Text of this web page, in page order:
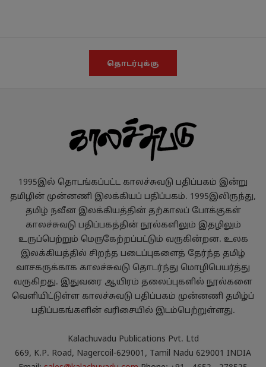
தொடர்புக்கு
1995இல் தொடங்கப்பட்ட காலச்சுவடு பதிப்பகம் இன்று
தமிழின் முன்னணி இலக்கியப் பதிப்பகம். 1995இலிருந்து,
தமிழ் நவீன இலக்கியத்தின் தற்காலப் போக்குகள்
காலச்சுவடு பதிப்பகத்தின் நூல்களிலும் இதழிலும்
உருப்பெற்றும் மெருகேற்றப்பட்டும் வருகின்றன. உலக
இலக்கியத்தில் சிறந்த படைப்புகளைத் தேர்ந்த தமிழ்
வாசகருக்காக காலச்சுவடு தொடர்ந்து மொழிபெயர்த்து
வருகிறது. இதுவரை ஆயிரம் தலைப்புகளில் நூல்களை
வெளியிட்டுள்ள காலச்சுவடு பதிப்பகம் முன்னணி தமிழ்ப்
பதிப்பகங்களின் வரிசையில் இடம்பெற்றுள்ளது.
Kalachuvadu Publications Pvt. Ltd
669, K.P. Road, Nagercoil-629001, Tamil Nadu 629001 INDIA